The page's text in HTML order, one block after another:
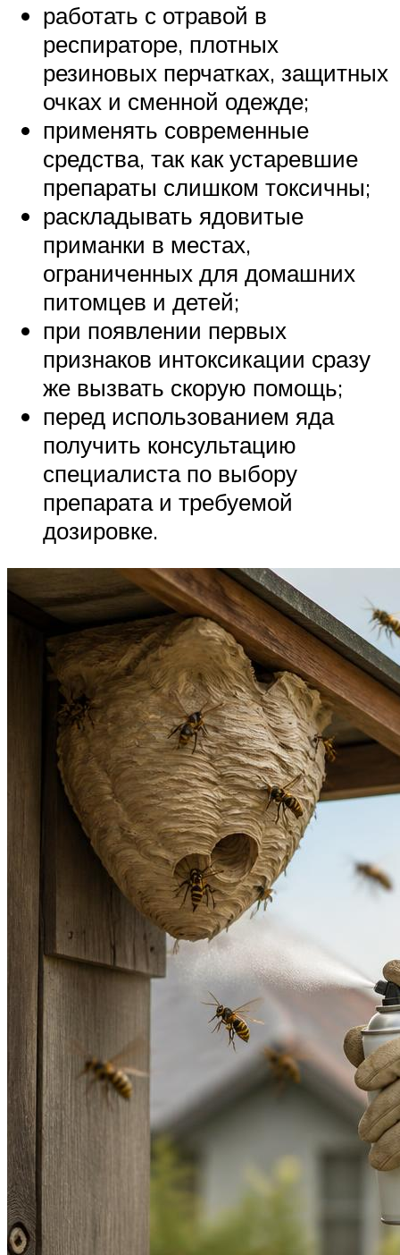
работать с отравой в
респираторе, плотных
резиновых перчатках, защитных
очках и сменной одежде;
применять современные
средства, так как устаревшие
препараты слишком токсичны;
раскладывать ядовитые
приманки в местах,
ограниченных для домашних
питомцев и детей;
при появлении первых
признаков интоксикации сразу
же вызвать скорую помощь;
перед использованием яда
получить консультацию
специалиста по выбору
препарата и требуемой
дозировке.